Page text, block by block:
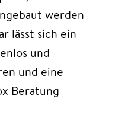
werden
lässt sich ein
und
und eine
Beratung